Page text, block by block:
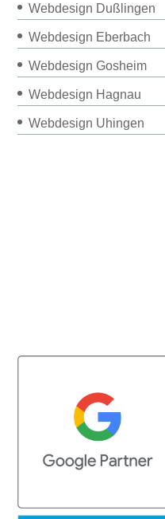
Webdesign Dußlingen
Webdesign Eberbach
Webdesign Gosheim
Webdesign Hagnau
Webdesign Uhingen